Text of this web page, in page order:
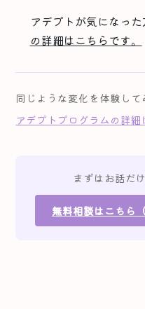
アデプトが気になった
の詳細はこちらです。
同じような変化を体験して
アデプトプログラムの詳細
まずはお話だ
無料相談はこちら